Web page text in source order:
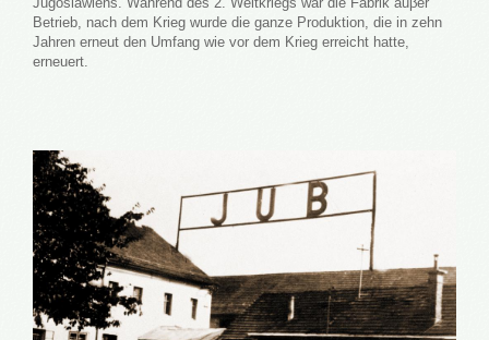
Betrieb, nach dem Krieg wurde die ganze Produktion, die in zehn
Jahren erneut den Umfang wie vor dem Krieg erreicht hatte,
erneuert.